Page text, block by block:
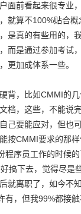
面前看起来很专业
就算不100%贴合
是真的有些用的，
而是通过参加考试
更加成体系一些。
背，比如CMMI的
档，这些，不能说
己要能应对，但也
按CMMI要求的那
程序员工作的时候
搞下去，觉得尽是
就离职了，如今不
有，但我99%都接触